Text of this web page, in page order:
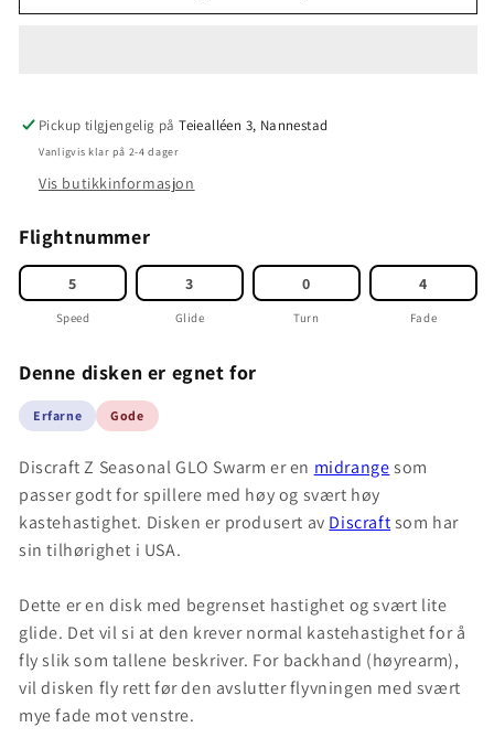
Pickup tilgjengelig påTeiealléen 3, Nannestad
Vanligvis klar på 2-4 dager
Vis butikkinformasjon
Flightnummer
5
Speed
3
Glide
0
Turn
4
Fade
Denne disken er egnet for
Erfarne Gode
Discraft Z Seasonal GLO Swarm er en midrangesom
passer godt for spillere med høy og svært høy
kastehastighet. Disken er produsert av Discraftsom har
sin tilhørighet i USA.
Dette er en disk med begrenset hastighet og svært lite
glide. Det vil si at den krever normal kastehastighet for å
fly slik som tallene beskriver. For backhand (høyrearm),
vil disken fly rett før den avslutter flyvningen med svært
mye fade mot venstre.